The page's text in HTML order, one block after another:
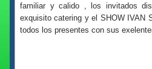
familiar y calido , los invitados
exquisito catering y el SHOW IVAN
todos los presentes con sus